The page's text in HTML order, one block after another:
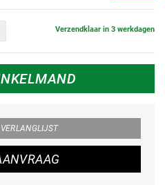
Verzendklaar in 3 werkdagen